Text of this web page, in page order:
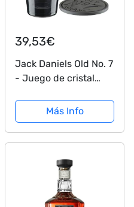
39,53€
Jack Daniels Old No. 7
- Juego de cristal
(cristal, color negro
Más Info